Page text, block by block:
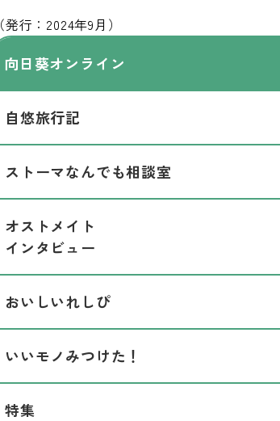
（発行：2024年9月）
向日葵オンライン
自悠旅行記
ストーマなんでも相談室
オストメイト
インタビュー
おいしいれしぴ
いいモノみつけた！
特集